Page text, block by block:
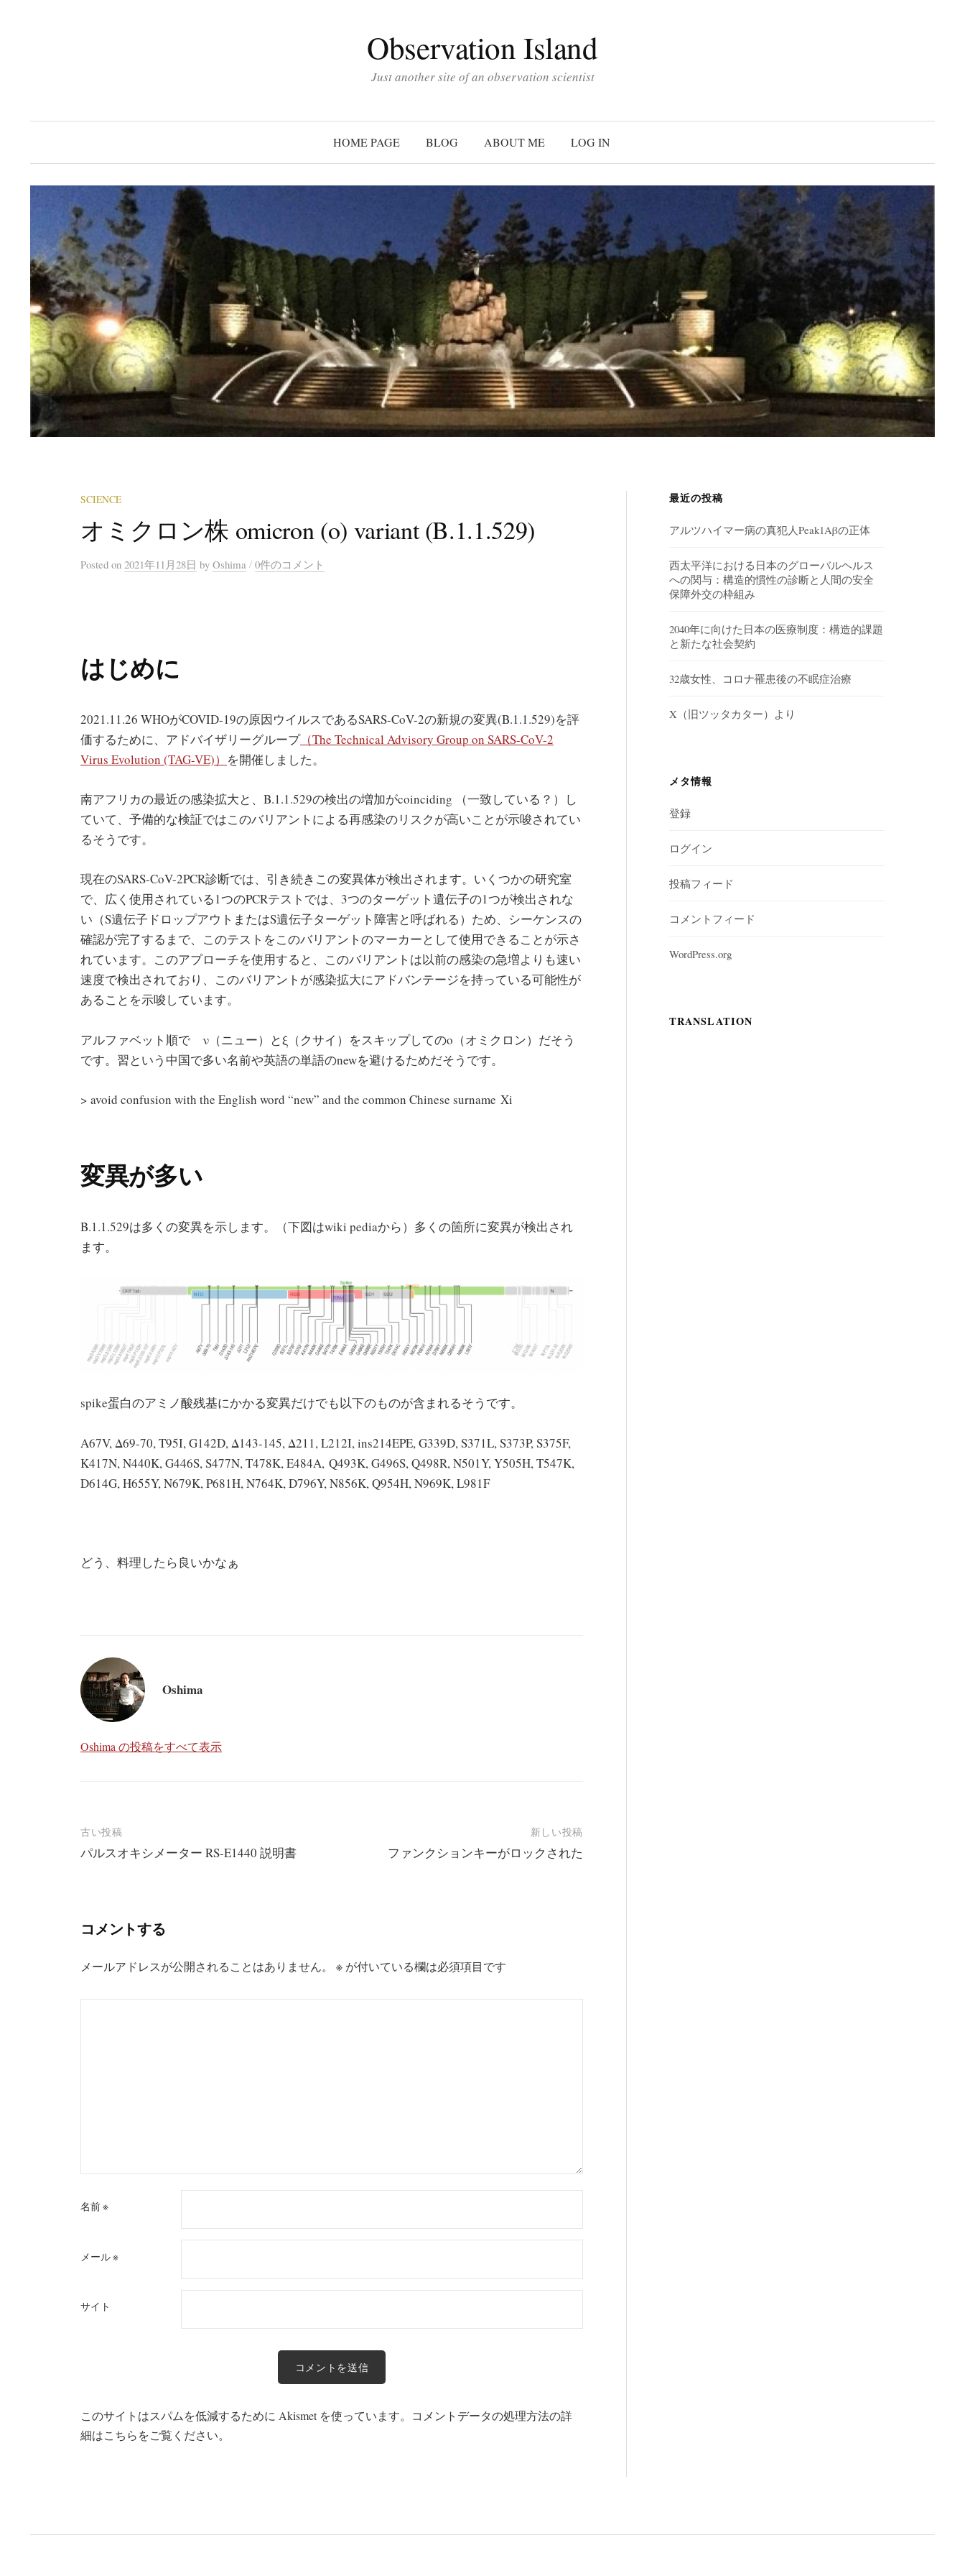
プ
Observation Island
Just another site of an observation scientist
HOME PAGE BLOG ABOUT ME LOG IN
SCIENCE
オミクロン株 omicron (o) variant (B.1.1.529)
Posted on 2021年11月28日 by Oshima / 0件のコメント
はじめに
2021.11.26 WHOがCOVID-19の原因ウイルスであるSARS-CoV-2の新規の変異(B.1.1.529)を評
価するために、アドバイザリーグループ（The Technical Advisory Group on SARS-CoV-2
Virus Evolution (TAG-VE)） を開催しました。
南アフリカの最近の感染拡大と、B.1.1.529の検出の増加がcoinciding （一致している？）し
ていて、予備的な検証ではこのバリアントによる再感染のリスクが高いことが示唆されてい
るそうです。
現在のSARS-CoV-2PCR診断では、引き続きこの変異体が検出されます。いくつかの研究室
で、広く使用されている1つのPCRテストでは、3つのターゲット遺伝子の1つが検出されな
い（S遺伝子ドロップアウトまたはS遺伝子ターゲット障害と呼ばれる）ため、シーケンスの
確認が完了するまで、このテストをこのバリアントのマーカーとして使用できることが示さ
れています。このアプローチを使用すると、このバリアントは以前の感染の急増よりも速い
速度で検出されており、このバリアントが感染拡大にアドバンテージを持っている可能性が
あることを示唆しています。
アルファベット順で ν（ニュー）とξ（クサイ）をスキップしてのο（オミクロン）だそう
です。習という中国で多い名前や英語の単語のnewを避けるためだそうです。
> avoid confusion with the English word “new” and the common Chinese surname Xi
変異が多い
B.1.1.529は多くの変異を示します。（下図はwiki pediaから）多くの箇所に変異が検出され
ます。
spike蛋白のアミノ酸残基にかかる変異だけでも以下のものが含まれるそうです。
A67V, Δ69-70, T95I, G142D, Δ143-145, Δ211, L212I, ins214EPE, G339D, S371L, S373P, S375F,
K417N, N440K, G446S, S477N, T478K, E484A, Q493K, G496S, Q498R, N501Y, Y505H, T547K,
D614G, H655Y, N679K, P681H, N764K, D796Y, N856K, Q954H, N969K, L981F
どう、料理したら良いかなぁ
Oshima
Oshima の投稿をすべて表示
投
稿
ゲ
シ
ョ
古い投稿
パルスオキシメーター RS-E1440 説明書
新しい投稿
ファンクションキーがロックされた
コメントする
メールアドレスが公開されることはありません。 ※ が付いている欄は必須項目です
名前※
メール※
サイト
このサイトはスパムを低減するために Akismet を使っています。 コメントデータの処理方法の詳
細はこちらをご覧ください。
最近の投稿
アルツハイマー病の真犯人Peak1Aβの正体
西太平洋における日本のグローバルヘルス
への関与：構造的慣性の診断と人間の安全
保障外交の枠組み
2040年に向けた日本の医療制度：構造的課題
と新たな社会契約
32歳女性、コロナ罹患後の不眠症治療
X（旧ツッタカター）より
メタ情報
登録
ログイン
投稿フィード
コメントフィード
WordPress.org
TRANSLATION